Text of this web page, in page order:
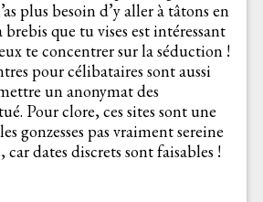
plus besoin d’y aller à tâtons en
que tu vises est intéressant
te concentrer sur la séduction !
pour célibataires sont aussi
un anonymat des
Pour clore, ces sites sont une
gonzesses pas vraiment sereine
car dates discrets sont faisables !